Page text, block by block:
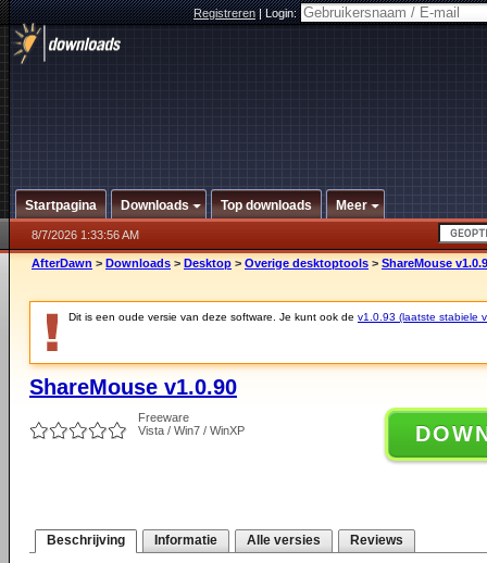
Registreren|Login:
Startpagina Downloads Top downloads Meer
8/7/2026 1:33:56 AM
AfterDawn > Downloads > Desktop > Overige desktoptools > ShareMouse
Dit is een oude versie van deze software. Je kunt ook de v1.0.93 (laatste stabiele
ShareMouse v1.0.90
Freeware
Vista / Win7 / WinXP
Beschrijving Informatie Alle versies Reviews